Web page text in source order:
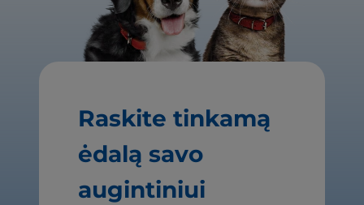
Raskite tinkamą
ėdalą savo
augintiniui